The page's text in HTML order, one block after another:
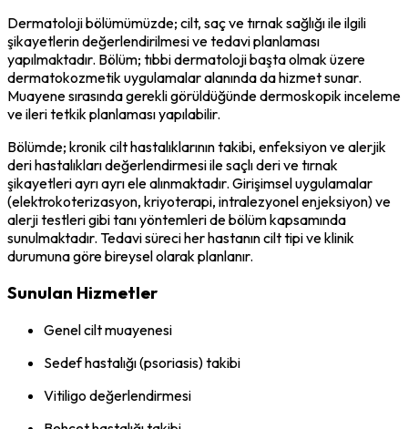
Dermatoloji bölümümüzde; cilt, saç ve tırnak sağlığı ile ilgili
şikayetlerin değerlendirilmesi ve tedavi planlaması
yapılmaktadır. Bölüm; tıbbi dermatoloji başta olmak üzere
dermatokozmetik uygulamalar alanında da hizmet sunar.
Muayene sırasında gerekli görüldüğünde dermoskopik inceleme
ve ileri tetkik planlaması yapılabilir.
Bölümde; kronik cilt hastalıklarının takibi, enfeksiyon ve alerjik
deri hastalıkları değerlendirmesi ile saçlı deri ve tırnak
şikayetleri ayrı ayrı ele alınmaktadır. Girişimsel uygulamalar
(elektrokoterizasyon, kriyoterapi, intralezyonel enjeksiyon) ve
alerji testleri gibi tanı yöntemleri de bölüm kapsamında
sunulmaktadır. Tedavi süreci her hastanın cilt tipi ve klinik
durumuna göre bireysel olarak planlanır.
Sunulan Hizmetler
Genel cilt muayenesi
Sedef hastalığı (psoriasis) takibi
Vitiligo değerlendirmesi